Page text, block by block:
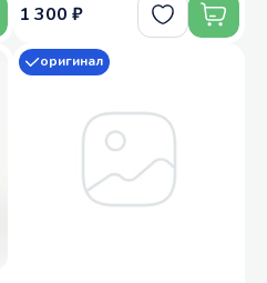
1 300 ₽
оригинал